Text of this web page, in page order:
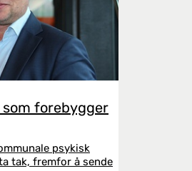
forebygger
psykisk
tak, fremfor å sende